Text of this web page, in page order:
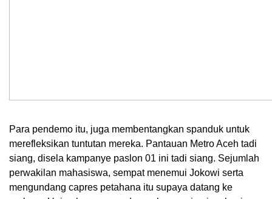
Para pendemo itu, juga membentangkan spanduk untuk
merefleksikan tuntutan mereka. Pantauan Metro Aceh tadi
siang, disela kampanye paslon 01 ini tadi siang. Sejumlah
perwakilan mahasiswa, sempat menemui Jokowi serta
mengundang capres petahana itu supaya datang ke